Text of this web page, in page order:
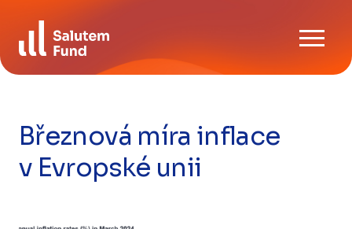
content
FAQ
Kontaktujte nás
CZ EN
Březnová míra inflace
v Evropské unii